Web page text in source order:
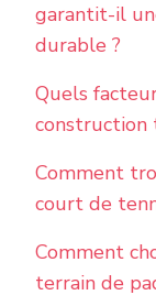
garantit-il
durable ?
Quels
construction
Comment
court de
Comment
terrain de